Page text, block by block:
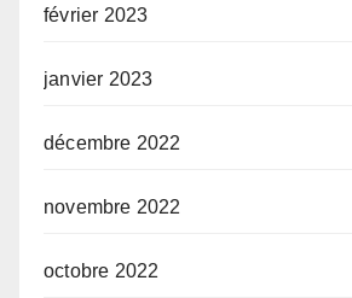
février 2023
janvier 2023
décembre 2022
novembre 2022
octobre 2022